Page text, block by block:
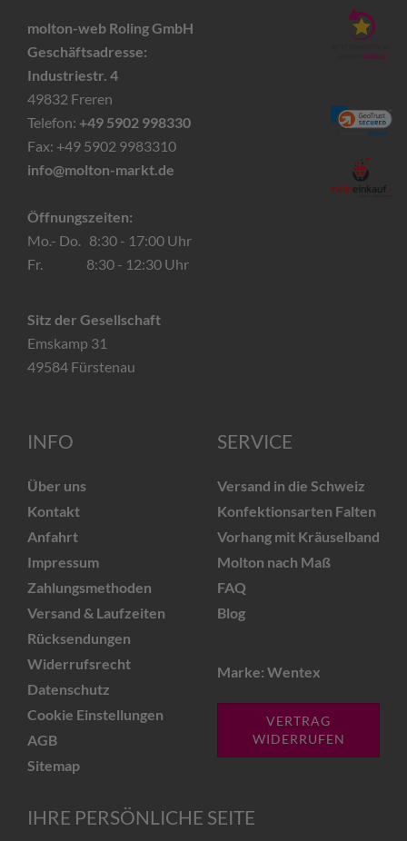
molton-web Roling GmbH
Geschäftsadresse:
Industriestr. 4
49832 Freren
Telefon: +49 5902 998330
Fax: +49 5902 9983310
info@molton-markt.de
Öffnungszeiten:
Mo.- Do. 8:30 - 17:00 Uhr
Fr. 8:30 - 12:30 Uhr
Sitz der Gesellschaft
Emskamp 31
49584 Fürstenau
INFO
Über uns
Kontakt
Anfahrt
Impressum
Zahlungsmethoden
Versand & Laufzeiten
Rücksendungen
Widerrufsrecht
Datenschutz
Cookie Einstellungen
AGB
Sitemap
SERVICE
Versand in die Schweiz
Konfektionsarten Falten
Vorhang mit Kräuselband
Molton nach Maß
FAQ
Blog
Marke: Wentex
VERTRAG
WIDERRUFEN
IHRE PERSÖNLICHE SEITE